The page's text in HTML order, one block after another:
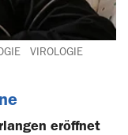
VIROLOGIE
eröffnet